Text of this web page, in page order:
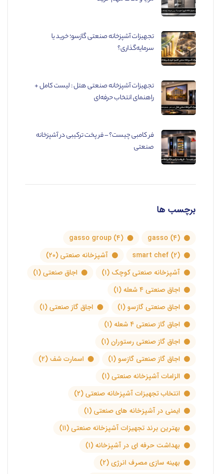
تجهیزات آشپزخانه صنعتی گازسو؛ خرید یا
سرمایه‌گذاری؟
تجهیزات آشپزخانه صنعتی هتل : لیست کامل +
راهنمای انتخاب حرفه‌ای
فر کامبی چیست؟ – فر پخت ترکیبی در آشپزخانه
صنعتی
برچسب ها
gasso (۴) gasso group (۴)
smart chef (۲) آشپزخانه صنعتی(۲۰)
آشپزخانه صنعتی کوچک (۱) اجاق صنعتی(۱)
اجاق صنعتی ۴ شعله
(۱)
اجاق صنعتی گازسو (۱) اجاق گاز صنعتی(۱)
اجاق گاز صنعتی ۴ شعله
(۱)
اجاق گاز صنعتی رستوران(۱)
اجاق گاز صنعتی گازسو (۱) اسمارت شف (۲)
الزامات آشپزخانه صنعتی(۱)
انتخاب تجهیزات آشپزخانه صنعتی(۲)
ایمنی در آشپزخانه های صنعتی(۱)
بهترین برند تجهیزات آشپزخانه صنعتی(۱۱)
بهداشت حرفه ای در آشپزخانه (۱)
بهینه سازی مصرف انرژی(۲)